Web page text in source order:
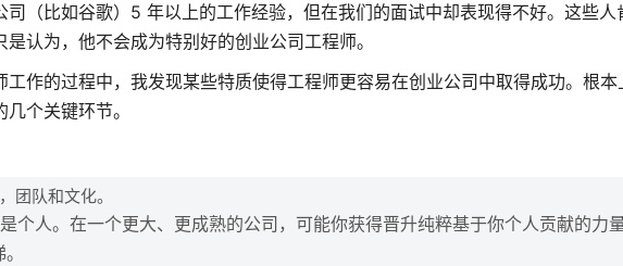
（比如谷歌）5 年以上的工作经验，但在我们的面试中却表现得不好。这些人
认为，他不会成为特别好的创业公司工程师。
作的过程中，我发现某些特质使得工程师更容易在创业公司中取得成功。根本
个关键环节。
团队和文化。
个人。在一个更大、更成熟的公司，可能你获得晋升纯粹基于你个人贡献的力